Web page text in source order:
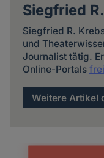
Siegfried
Siegfried R.
und
Journalist tätig.
Online-Portals
Weitere Artikel